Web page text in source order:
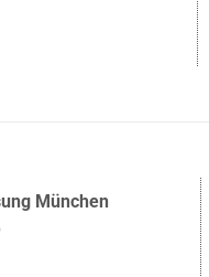
München